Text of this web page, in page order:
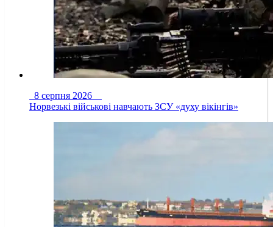
8 серпня 2026
Норвезькі військові навчають ЗСУ «духу вікінгів»